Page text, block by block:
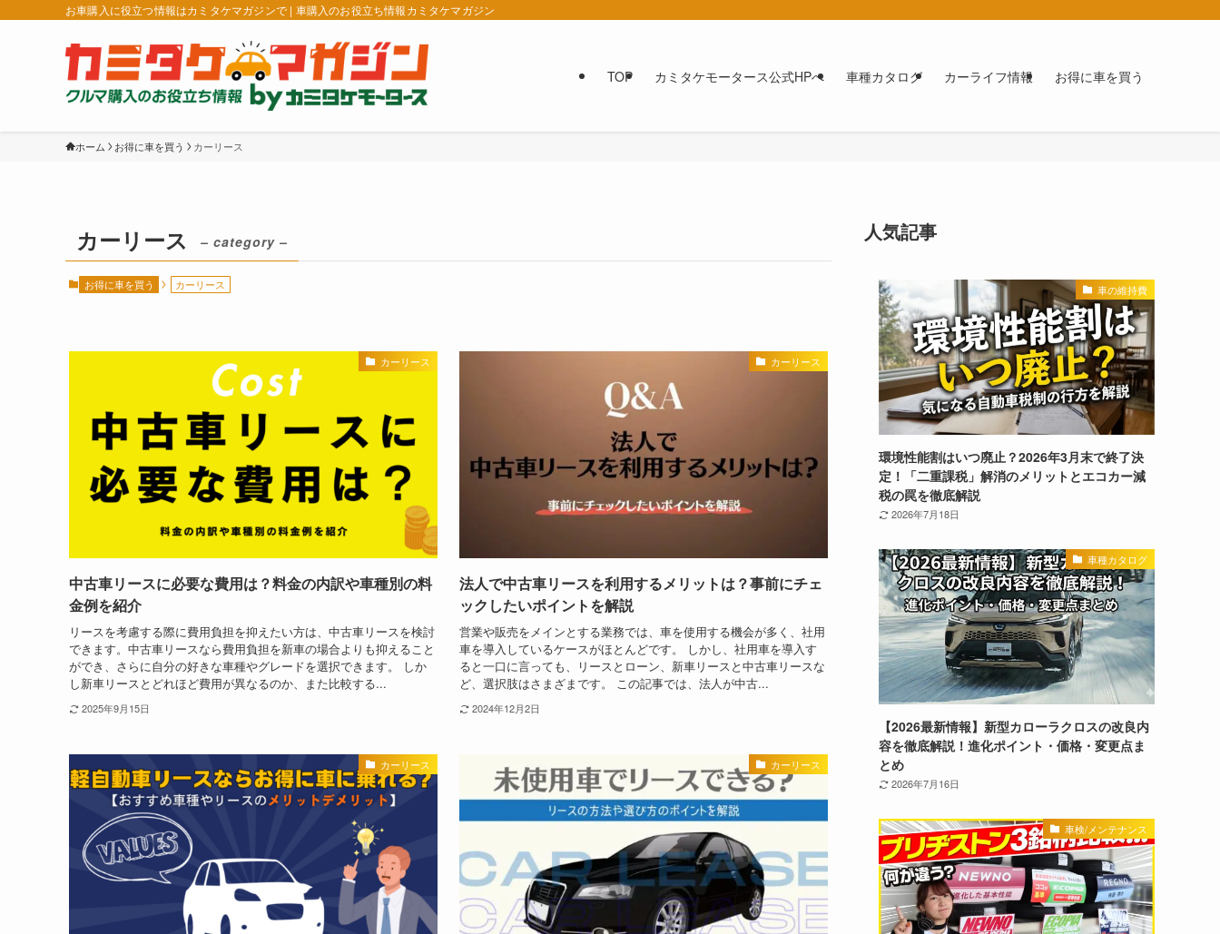
お車購入に役立つ情報はカミタケマガジンで | 車購入のお役立ち情報カミタケマガジン
TOP カミタケモータース公式HPへ 車種カタログ カーライフ情報 お得に車を買う
ホーム お得に車を買う カーリース
カーリース – category –
お得に車を買う カーリース
カーリース
中古車リースに必要な費用は？料金の内訳や車種別の料
金例を紹介
リースを考慮する際に費用負担を抑えたい方は、中古車リースを検討
できます。中古車リースなら費用負担を新車の場合よりも抑えること
ができ、さらに自分の好きな車種やグレードを選択できます。 しか
し新車リースとどれほど費用が異なるのか、また比較する...
2025年9月15日
カーリース
法人で中古車リースを利用するメリットは？事前にチェ
ックしたいポイントを解説
営業や販売をメインとする業務では、車を使用する機会が多く、社用
車を導入しているケースがほとんどです。 しかし、社用車を導入す
ると一口に言っても、リースとローン、新車リースと中古車リースな
ど、選択肢はさまざまです。 この記事では、法人が中古...
2024年12月2日
カーリース カーリース
人気記事
車の維持費
環境性能割はいつ廃止？2026年3月末で終了決
定！「二重課税」解消のメリットとエコカー減
税の罠を徹底解説
2026年7月18日
車種カタログ
【2026最新情報】新型カローラクロスの改良内
容を徹底解説！進化ポイント・価格・変更点ま
とめ
2026年7月16日
車検/メンテナンス